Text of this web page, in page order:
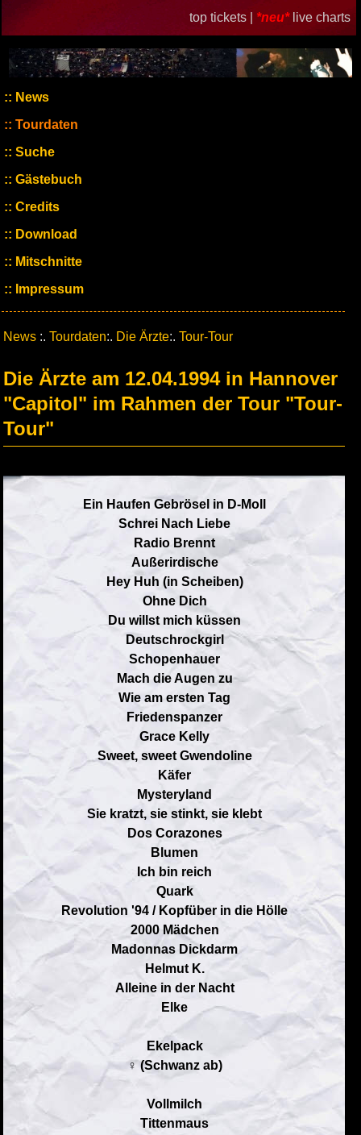
top tickets | *neu* live charts
News
Tourdaten
Suche
Gästebuch
Credits
Download
Mitschnitte
Impressum
News :. Tourdaten:. Die Ärzte:. Tour-Tour
Die Ärzte am 12.04.1994 in Hannover
"Capitol" im Rahmen der Tour "Tour-
Tour"
Ein Haufen Gebrösel in D-Moll
Schrei Nach Liebe
Radio Brennt
Außerirdische
Hey Huh (in Scheiben)
Ohne Dich
Du willst mich küssen
Deutschrockgirl
Schopenhauer
Mach die Augen zu
Wie am ersten Tag
Friedenspanzer
Grace Kelly
Sweet, sweet Gwendoline
Käfer
Mysteryland
Sie kratzt, sie stinkt, sie klebt
Dos Corazones
Blumen
Ich bin reich
Quark
Revolution '94 / Kopfüber in die Hölle
2000 Mädchen
Madonnas Dickdarm
Helmut K.
Alleine in der Nacht
Elke
Ekelpack
♀ (Schwanz ab)
Vollmilch
Tittenmaus